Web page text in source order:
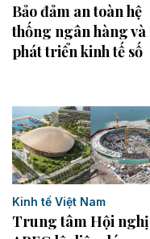
Bảo đảm an toàn hệ
thống ngân hàng và
phát triển kinh tế số
Kinh tế Việt Nam
Trung tâm Hội nghị